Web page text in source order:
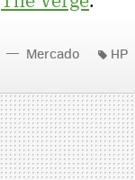
Mercado HP